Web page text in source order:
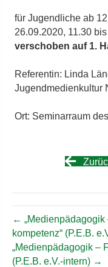
für Jugendliche ab
26.09.2020, 11.30
verschoben auf 1.
Referentin: Linda
Jugendmedienkultur
Ort: Seminarraum
←
kompetenz“ (P.E.B.
„Medien­pädagogik –
(P.E.B. e.V.-intern) →